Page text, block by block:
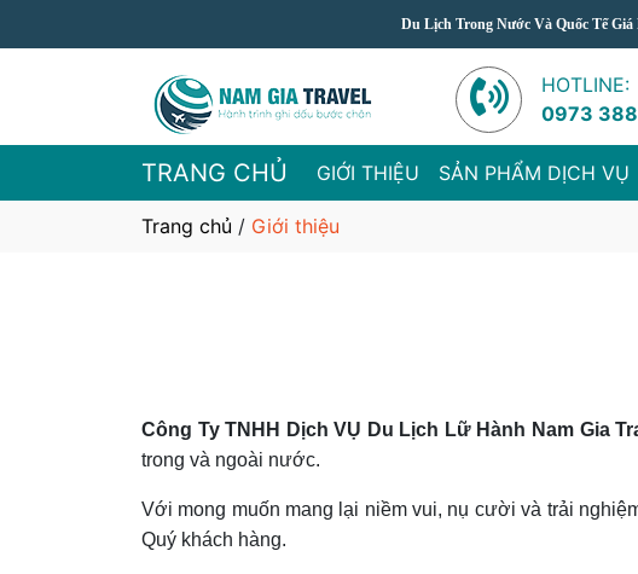
Du Lịch Trong Nước Và Quốc Tế Giá Rẻ
HOTLINE:
0973
TRANG CHỦ GIỚI THIỆU SẢN PHẨM DỊCH VỤ
Trang chủ / Giới thiệu
Công Ty TNHH Dịch VỤ Du Lịch Lữ Hành Nam Gia
trong và ngoài nước.
Với mong muốn mang lại niềm vui, nụ cười và trải
Quý khách hàng.